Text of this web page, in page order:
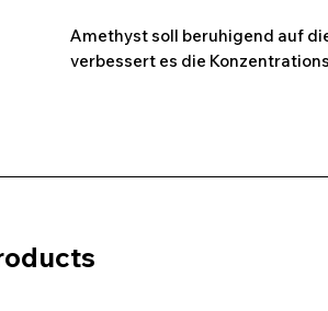
Amethyst soll beruhigend auf
verbessert es die